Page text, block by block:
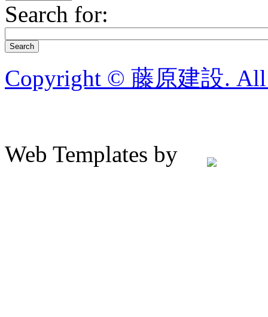
ー
カ
ブ
Search for:
Search
Copyright © 藤原建設. All
Web Templates by